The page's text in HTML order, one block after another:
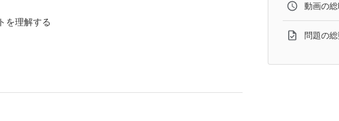
を理解する
動画の
問題の総